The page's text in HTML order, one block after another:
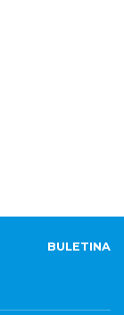
BULETINA